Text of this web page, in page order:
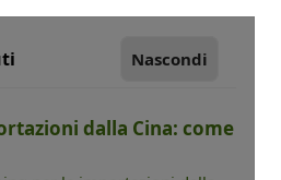
Nascondi
dalla Cina: come